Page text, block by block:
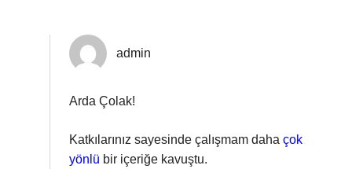
admin
Arda Çolak!
Katkılarınız sayesinde çalışmam daha çok
yönlü bir içeriğe kavuştu.